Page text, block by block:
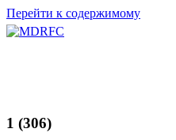
Перейти к содержимому
1 (306)